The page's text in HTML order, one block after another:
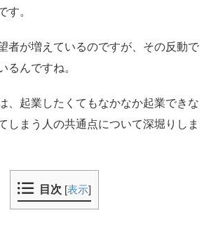
す。
者が増えているのですが、その反動で
るんですね。
、起業したくてもなかなか起業できな
しまう人の共通点について深堀りしま
目次 [表示]